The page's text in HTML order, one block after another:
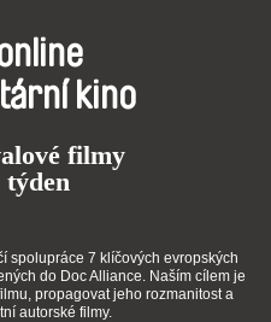
kino
filmy
týden
spolupráce 7 klíčových evropských
do Doc Alliance. Naším cílem je
propagovat jeho rozmanitost a
autorské filmy.